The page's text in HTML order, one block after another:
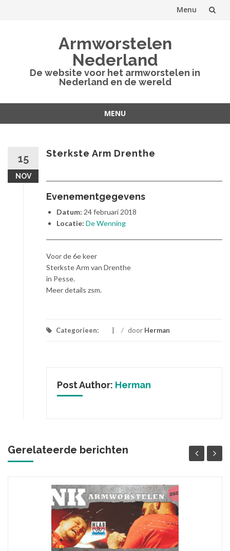
Menu
Armworstelen
Nederland
De website voor het armworstelen in
Nederland en de wereld
MENU
15
NOV
Sterkste Arm Drenthe
Evenementgegevens
Datum: 24 februari 2018
Locatie: De Wenning
Voor de 6e keer
Sterkste Arm van Drenthe
in Pesse.
Meer details zsm.
Categorieen: / door Herman
Post Author: Herman
Gerelateerde berichten